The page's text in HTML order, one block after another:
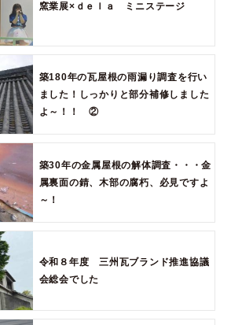
窯業展×ｄｅｌａ ミニステージ
築180年の瓦屋根の雨漏り調査を行い
ました！しっかりと部分補修しました
よ～！！ ②
築30年の金属屋根の解体調査・・・金
属裏面の錆、木部の腐朽、必見ですよ
～！
令和８年度 三州瓦ブランド推進協議
会総会でした